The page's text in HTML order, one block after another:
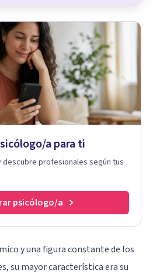
a para ti
descubre profesionales según tus
psicólogo/a
y una figura constante de los
su mayor característica era su